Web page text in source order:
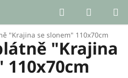
Hledat
KOŠÍK
"Krajina se slonem" 110x70cm
"Krajina
110x70cm